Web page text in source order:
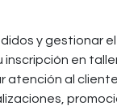
y gestionar
inscripción en
atención al cliente